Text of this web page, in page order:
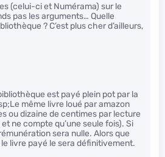
(celui-ci et Numérama) sur le
pas les arguments… Quelle
? C’est plus cher d’ailleurs,
est payé plein pot par la
même livre loué par amazon
ou dizaine de centimes par lecture
ne compte qu’une seule fois). Si
sera nulle. Alors que
livre payé le sera définitivement.